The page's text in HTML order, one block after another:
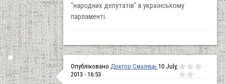
"народних депутатів" в українському
парламенті.
Опубліковано Доктор Смалець 10 July,
2013 - 16:53